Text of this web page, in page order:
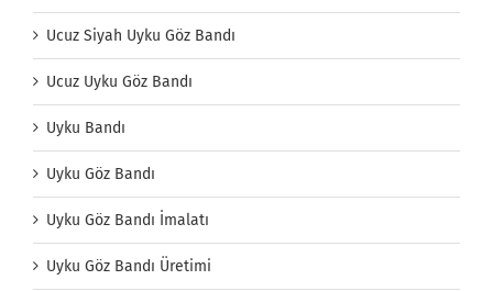
Ucuz Siyah Uyku Göz Bandı
Ucuz Uyku Göz Bandı
Uyku Bandı
Uyku Göz Bandı
Uyku Göz Bandı İmalatı
Uyku Göz Bandı Üretimi